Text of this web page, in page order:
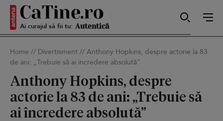
Ai curajul să fii tu: Sexy
Smart
Home // Divertisment // Anthony Hopkins, despre actorie la 83
de ani: „Trebuie să ai încredere absolută”
Anthony Hopkins, despre
actorie la 83 de ani: „Trebuie să
ai încredere absolută”